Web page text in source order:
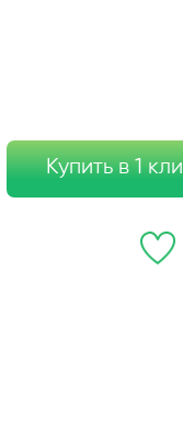
Купить в 1